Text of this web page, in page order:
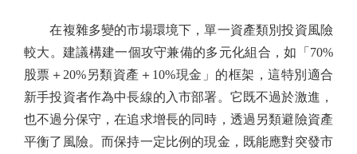
在複雜多變的市場環境下，單一資產類別投資風險
較大。建議構建一個攻守兼備的多元化組合，如「70%
股票＋20%另類資產＋10%現金」的框架，這特別適合
新手投資者作為中長線的入市部署。它既不過於激進，
也不過分保守，在追求增長的同時，透過另類避險資產
平衡了風險。而保持一定比例的現金，既能應對突發市